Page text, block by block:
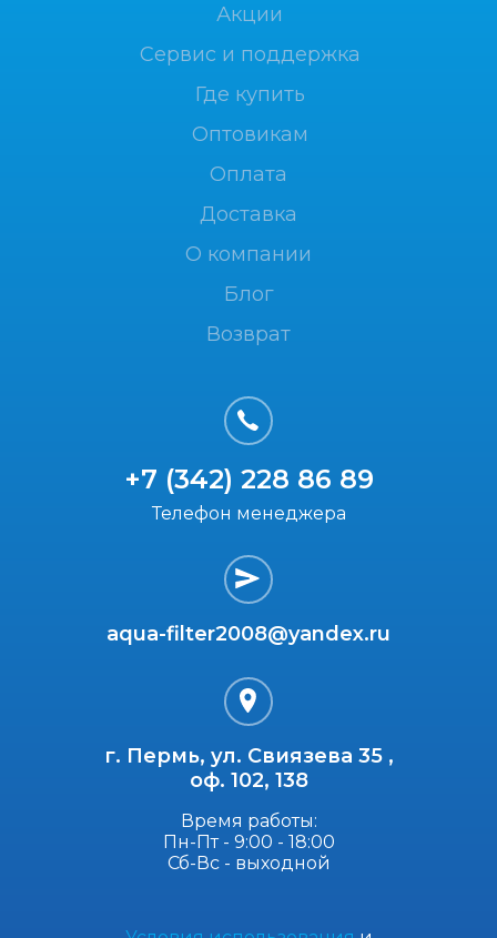
+7 (342) 228 86 89
aqua-filter2008@yandex.ru
г. Пермь, ул. Свиязева 35 ,
оф. 102, 138
Телефон менеджера
Время работы:
Пн-Пт - 9:00 - 18:00
Сб-Вс - выходной
Оплата
Доставка
О компании
Блог
Возврат
Акции
Сервис и поддержка
Где купить
Оптовикам